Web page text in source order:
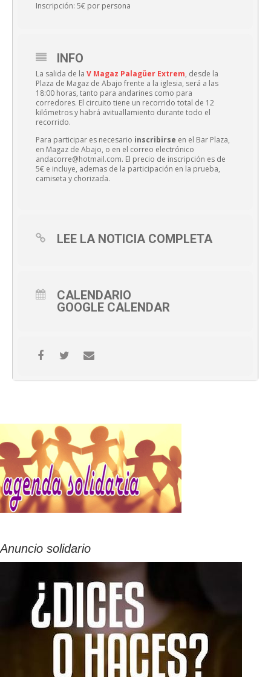
Inscripción: 5€ por persona
INFO
La salida de la V Magaz Palagüer Extrem, desde la
Plaza de Magaz de Abajo frente a la iglesia, será a las
18:00 horas, tanto para andarines como para
corredores. El circuito tiene un recorrido total de 12
kilómetros y habrá avituallamiento durante todo el
recorrido.
Para participar es necesario inscribirse en el Bar Plaza,
en Magaz de Abajo, o en el correo electrónico
andacorre@hotmail.com. El precio de inscripción es de
5€ e incluye, ademas de la participación en la prueba,
camiseta y chorizada.
LEE LA NOTICIA COMPLETA
CALENDARIO
GOOGLE CALENDAR
Anuncio solidario